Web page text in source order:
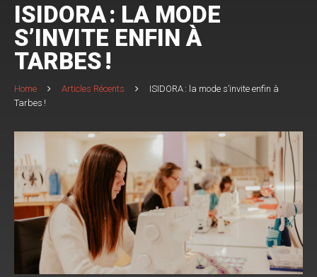
ISIDORA : LA MODE
S’INVITE ENFIN À
TARBES !
Home Articles Récents
ISIDORA : la mode s’invite enfin à
Tarbes !